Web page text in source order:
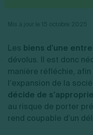
Transport
Autres
Ressources
Simulateur de choix
Calcul de charges
Estimation du coût
Gérer son
Gestion comptable
Approbation des
Dépôt de marque
Recherche
Protection des
Confidentialité de
Conseil/finance
Vente en ligne
Services aux
Construction/
Restauration
Commerce
Transport
Autres
Fiches SCI
Fiches auto-
Fiches association
Toutes les fiches
Autres démarches
Gestion d’entreprise
Fermeture
Les biens d’une
dévolus. Il est donc
manière réfléchie,
l’expansion de la
décide de
au risque de porter
rend coupable d’un